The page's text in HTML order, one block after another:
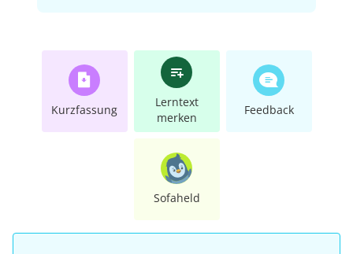
Kurzfassung
Lerntext
merken
Feedback
Sofaheld